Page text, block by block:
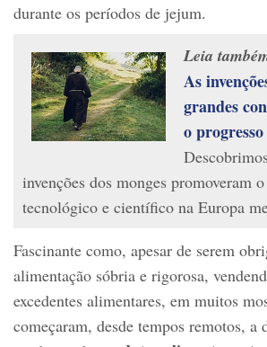
durante os períodos de jejum.
Leia
As
grandes
o
invenções dos monges promoveram
tecnológico e científico na Europa
Fascinante como, apesar de serem
alimentação sóbria e rigorosa,
excedentes alimentares, em muitos
começaram, desde tempos remotos, a